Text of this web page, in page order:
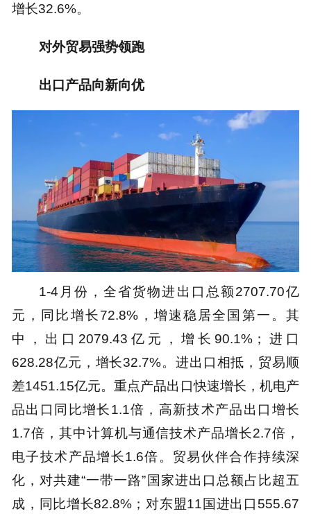
增长32.6%。
对外贸易强势领跑
出口产品向新向优
1-4月份，全省货物进出口总额2707.70亿
元，同比增长72.8%，增速稳居全国第一。其
中，出口2079.43亿元，增长90.1%；进口
628.28亿元，增长32.7%。进出口相抵，贸易顺
差1451.15亿元。重点产品出口快速增长，机电产
品出口同比增长1.1倍，高新技术产品出口增长
1.7倍，其中计算机与通信技术产品增长2.7倍，
电子技术产品增长1.6倍。贸易伙伴合作持续深
化，对共建“一带一路”国家进出口总额占比超五
成，同比增长82.8%；对东盟11国进出口555.67